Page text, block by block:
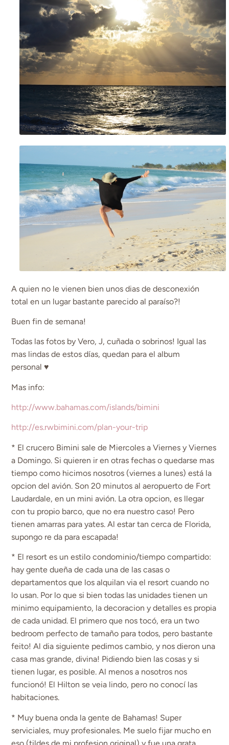
A quien no le vienen bien unos dias de desconexión
total en un lugar bastante parecido al paraíso?!
Buen fin de semana!
Todas las fotos by Vero, J, cuñada o sobrinos! Igual las
mas lindas de estos días, quedan para el album
personal ♥
Mas info:
http://www.bahamas.com/islands/bimini
http://es.rwbimini.com/plan-your-trip
* El crucero Bimini sale de Miercoles a Viernes y Viernes
a Domingo. Si quieren ir en otras fechas o quedarse mas
tiempo como hicimos nosotros (viernes a lunes) está la
opcion del avión. Son 20 minutos al aeropuerto de Fort
Laudardale, en un mini avión. La otra opcion, es llegar
con tu propio barco, que no era nuestro caso! Pero
tienen amarras para yates. Al estar tan cerca de Florida,
supongo re da para escapada!
* El resort es un estilo condominio/tiempo compartido:
hay gente dueña de cada una de las casas o
departamentos que los alquilan via el resort cuando no
lo usan. Por lo que si bien todas las unidades tienen un
minimo equipamiento, la decoracion y detalles es propia
de cada unidad. El primero que nos tocó, era un two
bedroom perfecto de tamaño para todos, pero bastante
feito! Al dia siguiente pedimos cambio, y nos dieron una
casa mas grande, divina! Pidiendo bien las cosas y si
tienen lugar, es posible. Al menos a nosotros nos
funcionó! El Hilton se veia lindo, pero no conocí las
habitaciones.
* Muy buena onda la gente de Bahamas! Super
serviciales, muy profesionales. Me suelo fijar mucho en
eso (tildes de mi profesion original) y fue una grata